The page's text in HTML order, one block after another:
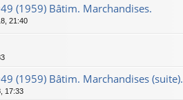
(1959) Bâtim. Marchandises.
21:40
(1959) Bâtim. Marchandises (suite).
17:33